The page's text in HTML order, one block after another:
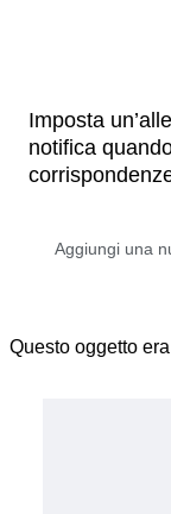
Imposta
notifica
Questo oggetto